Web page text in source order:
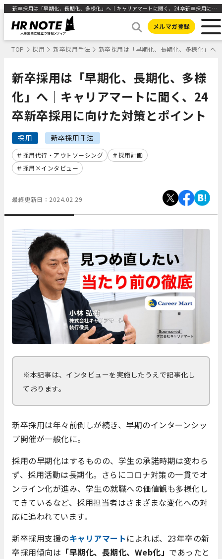
新卒採用は「早期化、長期化、多様化」へ｜キャリアマートに聞く、24卒新卒採用に向けた対策とポイント ｜HR NOTE
メルマガ登録
TOP 採用 新卒採用手法 新卒採用は「早期化、長期化、多様化」へ
新卒採用は「早期化、長期化、多様
化」へ｜キャリアマートに聞く、24
卒新卒採用に向けた対策とポイント
採用 新卒採用手法
採用代行・アウトソーシング
採用計画
採用×インタビュー
最終更新日： 2024.02.29
※本記事は、インタビューを実施したうえで記事化し
ております。
新卒採用は年々前倒しが続き、早期のインターンシッ
プ開催が一般化に。
採用の早期化はするものの、学生の承諾時期は変わら
ず、採用活動は長期化。さらにコロナ対策の一貫でオ
ンライン化が進み、学生の就職への価値観も多様化し
てきているなど、採用担当者はさまざまな変化への対
応に追われています。
新卒採用支援のキャリアマートによれば、23年卒の新
卒採用傾向は 「早期化、長期化、Web化」 であったと